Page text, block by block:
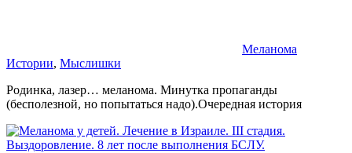
Меланома
Истории, Мыслишки
Родинка, лазер… меланома. Минутка пропаганды
(бесполезной, но попытаться надо).Очередная история